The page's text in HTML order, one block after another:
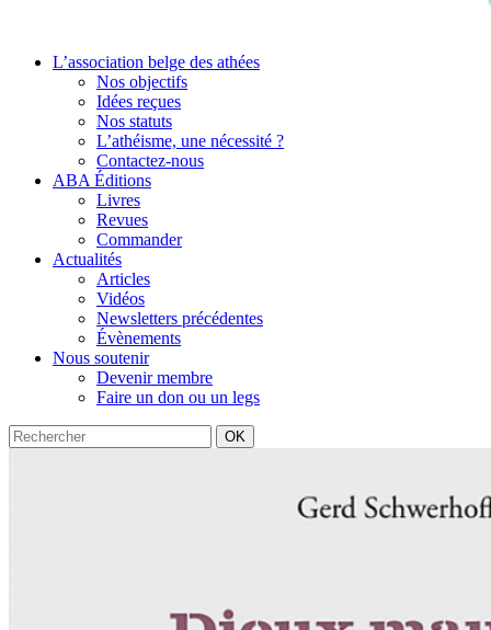
L’association belge des athées
Nos objectifs
Idées reçues
Nos statuts
L’athéisme, une nécessité ?
Contactez-nous
ABA Éditions
Livres
Revues
Commander
Actualités
Articles
Vidéos
Newsletters précédentes
Évènements
Nous soutenir
Devenir membre
Faire un don ou un legs
OK